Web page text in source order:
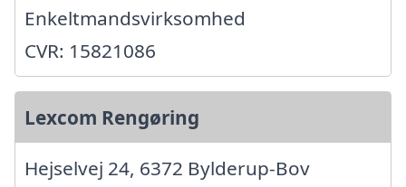
Enkeltmandsvirksomhed
CVR: 15821086
Lexcom Rengøring
Hejselvej 24, 6372 Bylderup-Bov